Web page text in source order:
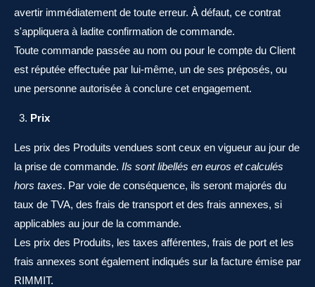
avertir immédiatement de toute erreur. À défaut, ce contrat
s'appliquera à ladite confirmation de commande.
Toute commande passée au nom ou pour le compte du Client
est réputée effectuée par lui-même, un de ses préposés, ou
une personne autorisée à conclure cet engagement.
Prix
Les prix des Produits vendues sont ceux en vigueur au jour de
la prise de commande. Ils sont libellés en euros et calculés
hors taxes. Par voie de conséquence, ils seront majorés du
taux de TVA, des frais de transport et des frais annexes, si
applicables au jour de la commande.
Les prix des Produits, les taxes afférentes, frais de port et les
frais annexes sont également indiqués sur la facture émise par
RIMMIT.